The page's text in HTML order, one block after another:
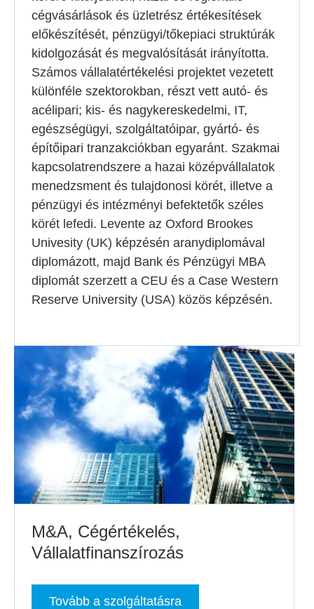
M&A, Cégértékelés,
Vállalatfinanszírozás
Tovább a szolgáltatásra
cégvásárlások és üzletrész értékesítések
előkészítését, pénzügyi/tőkepiaci struktúrák
kidolgozását és megvalósítását irányította.
Számos vállalatértékelési projektet vezetett
különféle szektorokban, részt vett autó- és
acélipari; kis- és nagykereskedelmi, IT,
egészségügyi, szolgáltatóipar, gyártó- és
építőipari tranzakciókban egyaránt. Szakmai
kapcsolatrendszere a hazai középvállalatok
menedzsment és tulajdonosi körét, illetve a
pénzügyi és intézményi befektetők széles
körét lefedi. Levente az Oxford Brookes
Univesity (UK) képzésén aranydiplomával
diplomázott, majd Bank és Pénzügyi MBA
diplomát szerzett a CEU és a Case Western
Reserve University (USA) közös képzésén.